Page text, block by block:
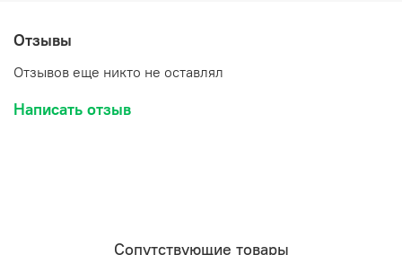
Отзывы
Отзывов еще никто не оставлял
Написать отзыв
Сопутствующие товары